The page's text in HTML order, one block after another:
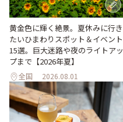
黄金色に輝く絶景。夏休みに行き
たいひまわりスポット＆イベント
15選。巨大迷路や夜のライトアッ
プまで【2026年夏】
全国 2026.08.01